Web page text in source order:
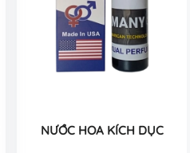
NƯỚC HOA KÍCH DỤC